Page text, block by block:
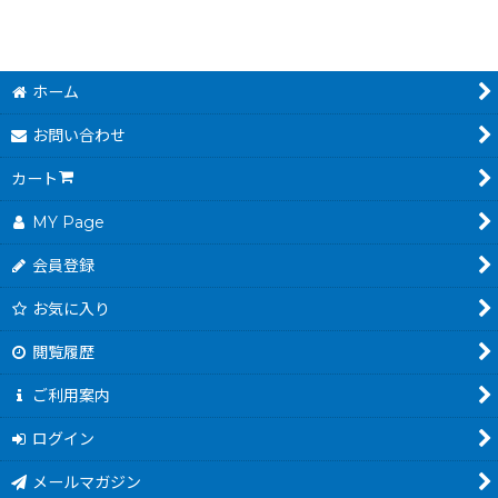
ホーム
お問い合わせ
カート
MY Page
会員登録
お気に入り
閲覧履歴
ご利用案内
ログイン
メールマガジン